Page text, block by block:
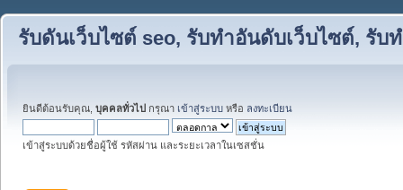
รับดันเว็บไซต์ seo, รับทำอันดับเว็บไซต์, รับ
ยินดีต้อนรับคุณ, บุคคลทั่วไป กรุณา เข้าสู่ระบบ หรือ ลงทะเบียน
เข้าสู่ระบบด้วยชื่อผู้ใช้ รหัสผ่าน และระยะเวลาในเซสชั่น